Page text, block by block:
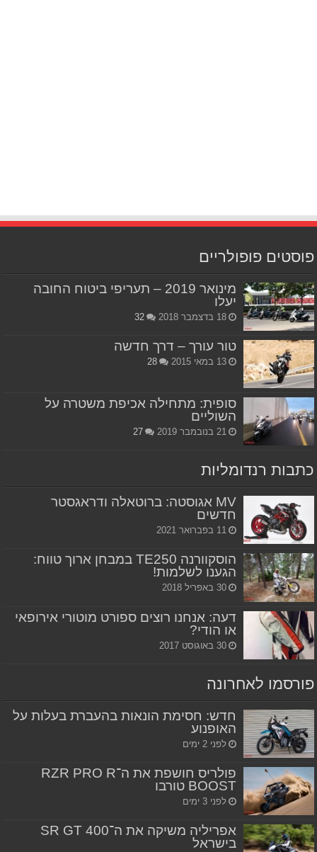
פוסטים פופולריים
מינואר 2019 – תעריפי ביטוח החובה
יעלו
18 בדצמבר 2018 32
טור עורך – דרך חדשה
13 במאי 2015 28
סופית: מתחילה אכיפת משטרה על
השוליים
21 בנובמבר 2019 27
כתבות רנדומליות
MV אגוסטה: ברוטאלה ודראגסטר
חדשים
11 בפברואר 2021
הוסקוורנה TE250 במבחן ארוך טווח:
הגענו לשלמות!
30 באפריל 2018
דעה: אנחנו רוצים ספורט מוטורי אירופאי
או הודי?
30 באוגוסט 2017
פורסמו לאחרונה
חדש: חסימת הונאות בהעברת בעלות על
האופנוע
לפני 2 ימים
פולריס חושפת את ה־RZR PRO R
BOOST טורבו
לפני 3 ימים
אפריליה משיקה את ה־SR GT 400
בישראל